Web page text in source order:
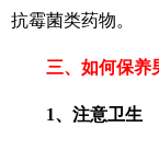
抗霉菌类药物。
三、如何保养
1、注意卫生